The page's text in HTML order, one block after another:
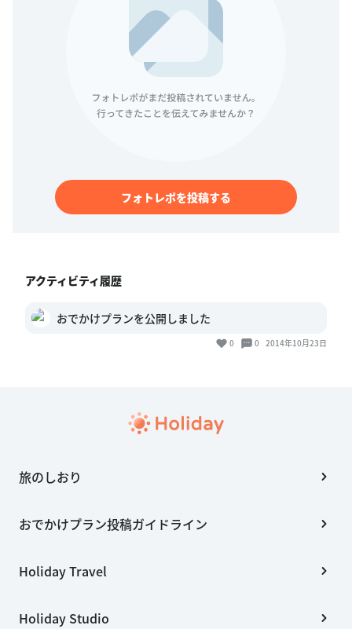
フォトレポを投稿する
アクティビティ履歴
おでかけプランを公開しました
0 0 2014年10月23日
旅のしおり
おでかけプラン投稿ガイドライン
Holiday Travel
Holiday Studio